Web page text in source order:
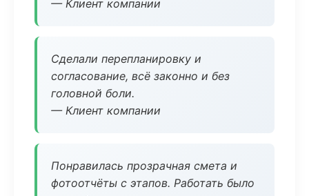
— Клиент компании
Сделали перепланировку и
согласование, всё законно и без
головной боли.
— Клиент компании
Понравилась прозрачная смета и
фотоотчёты с этапов. Работать было